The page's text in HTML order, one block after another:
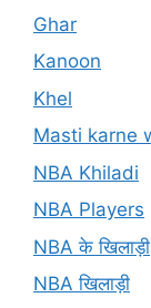
Ghar
Kanoon
Khel
Masti karne
NBA Khiladi
NBA Players
NBA के खिलाड़ी
NBA खिलाड़ी